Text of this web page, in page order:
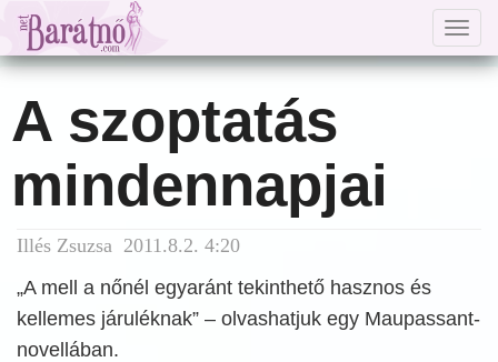
A szoptatás
mindennapjai
Illés Zsuzsa 2011.8.2. 4:20
„A mell a nőnél egyaránt tekinthető hasznos és
kellemes járuléknak” – olvashatjuk egy Maupassant-
novellában.